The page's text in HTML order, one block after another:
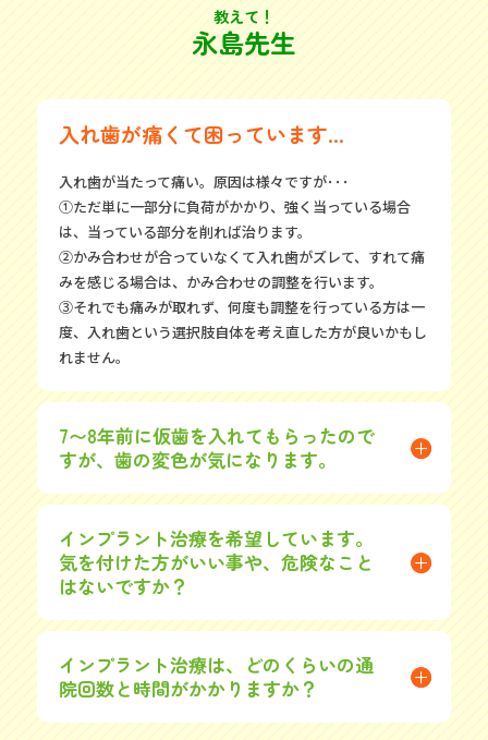
教えて！
永島先生
入れ歯が痛くて困っています...
入れ歯が当たって痛い。原因は様々ですが･･･
①ただ単に一部分に負荷がかかり、強く当っている場合
は、当っている部分を削れば治ります。
②かみ合わせが合っていなくて入れ歯がズレて、すれて痛
みを感じる場合は、かみ合わせの調整を行います。
③それでも痛みが取れず、何度も調整を行っている方は一
度、入れ歯という選択肢自体を考え直した方が良いかもし
れません。
7〜8年前に仮歯を入れてもらったので
すが、歯の変色が気になります。
インプラント治療を希望しています。
気を付けた方がいい事や、危険なこと
はないですか？
インプラント治療は、どのくらいの通
院回数と時間がかかりますか？